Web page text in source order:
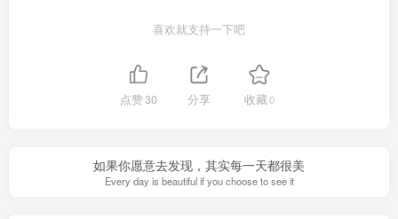
喜欢就支持一下吧
点赞30 分享 收藏0
如果你愿意去发现，其实每一天都很美
Every day is beautiful if you choose to see it